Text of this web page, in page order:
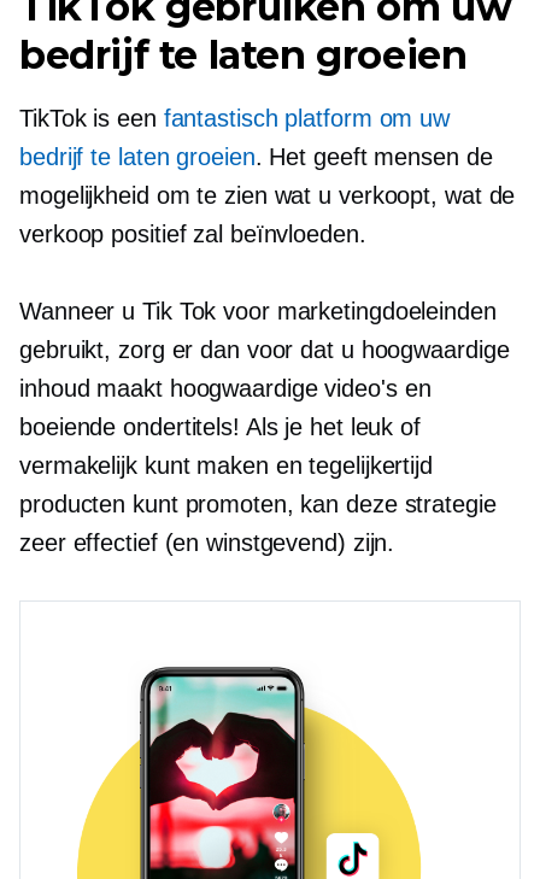
bedrijf te laten groeien
TikTok is een fantastisch platform om uw
bedrijf te laten groeien. Het geeft mensen de
mogelijkheid om te zien wat u verkoopt, wat de
verkoop positief zal beïnvloeden.
Wanneer u Tik Tok voor marketingdoeleinden
gebruikt, zorg er dan voor dat u hoogwaardige
inhoud maakt hoogwaardigevideo's en
boeiende ondertitels! Als je het leuk of
vermakelijk kunt maken en tegelijkertijd
producten kunt promoten, kan deze strategie
zeer effectief (en winstgevend) zijn.